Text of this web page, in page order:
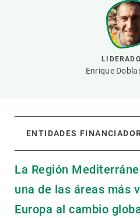
Enrique
ENTIDADES
La Región
una de las áreas más
Europa al cambio